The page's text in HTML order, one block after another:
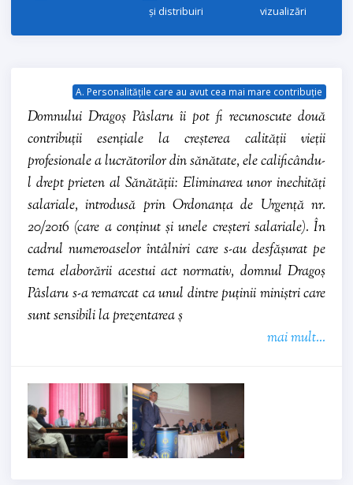
și distribuiri
vizualizări
A. Personalitățile care au avut cea mai mare contribuție
Domnului Dragoș Pâslaru îi pot fi recunoscute două
contribuții esențiale la creșterea calității vieții
profesionale a lucrătorilor din sănătate, ele calificându-
l drept prieten al Sănătății: Eliminarea unor inechități
salariale, introdusă prin Ordonanța de Urgență nr.
20/2016 (care a conținut și unele creșteri salariale). În
cadrul numeroaselor întâlniri care s-au desfășurat pe
tema elaborării acestui act normativ, domnul Dragoș
Pâslaru s-a remarcat ca unul dintre puținii miniștri care
sunt sensibili la prezentarea ș
mai mult...